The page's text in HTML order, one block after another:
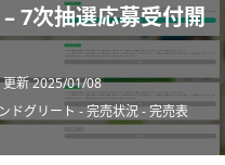
7次抽選応募受付開
更新 2025/01/08
ドグリート -完売状況-完売表